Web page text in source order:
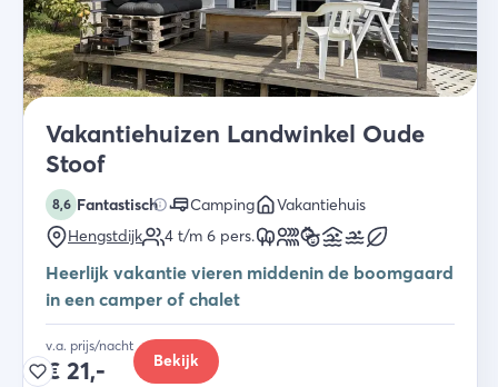
Vakantiehuizen Landwinkel Oude
Stoof
8,6 Fantastisch Camping
Vakantiehuis
Hengstdijk
4 t/m 6 pers.
Heerlijk vakantie vieren middenin de boomgaard
in een camper of chalet
v.a. prijs/nacht
€ 21,- Bekijk